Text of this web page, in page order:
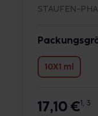
STAUFEN-
10X1 ml
17,10 €1, 3